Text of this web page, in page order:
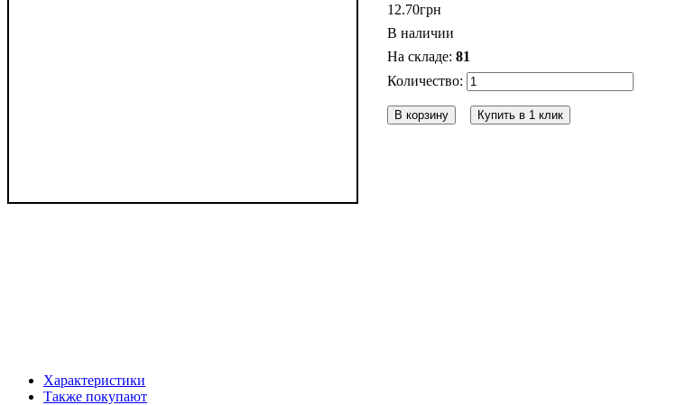
12.70грн
В наличии
81
В корзину Купить в 1 клик
Характеристики
Также покупают